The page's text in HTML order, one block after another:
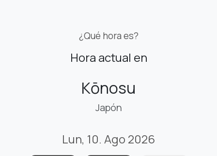
¿Qué hora es?
Hora actual en
Kōnosu
Japón
Lun, 10. Ago 2026